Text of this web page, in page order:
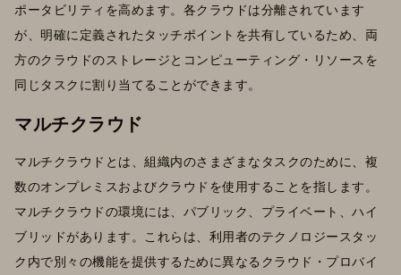
ポータビリティを高めます。各クラウドは分離されています
が、明確に定義されたタッチポイントを共有しているため、両
方のクラウドのストレージとコンピューティング・リソースを
同じタスクに割り当てることができます。
マルチクラウド
マルチクラウドとは、組織内のさまざまなタスクのために、複
数のオンプレミスおよびクラウドを使用することを指します。
マルチクラウドの環境には、パブリック、プライベート、ハイ
ブリッドがあります。これらは、利用者のテクノロジースタッ
ク内で別々の機能を提供するために異なるクラウド・プロバイ